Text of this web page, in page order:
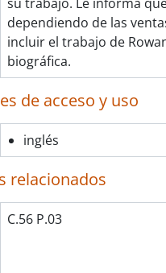
dependiendo de las
incluir el trabajo de
biográfica.
de acceso y uso
inglés
relacionados
C.56 P.03